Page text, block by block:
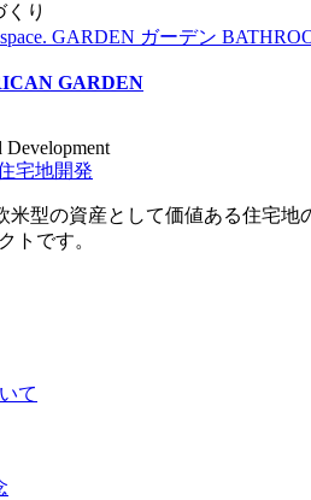
くり
GARDEN ガーデン
GARDEN
Development
宅地開発
米型の資産として価値ある住宅地
トです。
て